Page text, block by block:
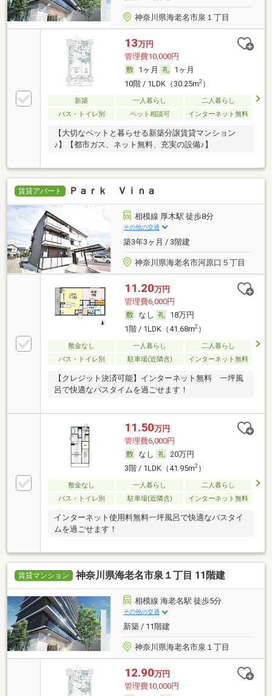
神奈川県海老名市泉１丁目
13万円
管理費10,000円
1ヶ月
1ヶ月
10階 / 1LDK（30.25m2）
新築 一人暮らし
二人暮らし
バス・トイレ別
ペット相談可 インターネット無料
【大切なペットと暮らせる新築分譲賃貸マンション
♪】【都市ガス、ネット無料、充実の設備♪】
賃貸アパート Ｐａｒｋ Ｖｉｎａ
相模線 厚木駅 徒歩8分
その他の交通
築3年3ヶ月 / 3階建
神奈川県海老名市河原口５丁目
11.20万円
管理費6,000円
なし
18万円
1階 / 1LDK（41.68m2）
敷金なし 一人暮らし
二人暮らし
バス・トイレ別
駐車場(近隣含) インターネット無料
【クレジット決済可能】インターネット無料 一坪風
呂で快適なバスタイムを過ごせます！
11.50万円
管理費6,000円
なし
20万円
3階 / 1LDK（41.95m2）
敷金なし 一人暮らし
二人暮らし
バス・トイレ別
駐車場(近隣含) インターネット無料
インターネット使用料無料一坪風呂で快適なバスタイ
ムを過ごせます！
賃貸マンション 神奈川県海老名市泉１丁目 11階建
相模線 海老名駅 徒歩5分
その他の交通
新築 / 11階建
神奈川県海老名市泉１丁目
12.90万円
管理費10,000円